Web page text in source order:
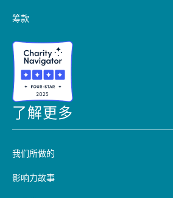
筹款
了解更多
我们所做的
影响力故事